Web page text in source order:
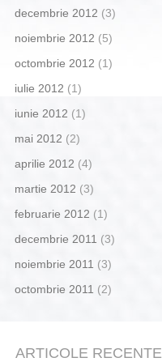
decembrie 2012 (3)
noiembrie 2012 (5)
octombrie 2012 (1)
iulie 2012 (1)
iunie 2012 (1)
mai 2012 (2)
aprilie 2012 (4)
martie 2012 (3)
februarie 2012 (1)
decembrie 2011 (3)
noiembrie 2011 (3)
octombrie 2011 (2)
ARTICOLE RECENTE